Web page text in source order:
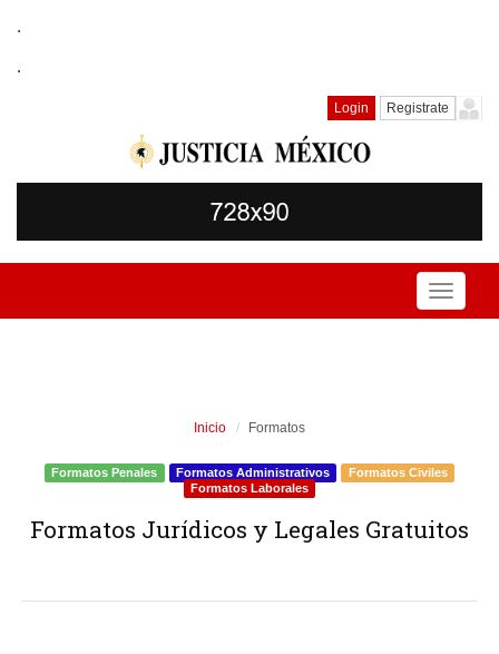
.
.
Login Registrate
Toggle
Inicio Formatos
Formatos Penales Formatos Administrativos
Formatos Civiles
Formatos Laborales
Formatos Jurídicos y Legales Gratuitos